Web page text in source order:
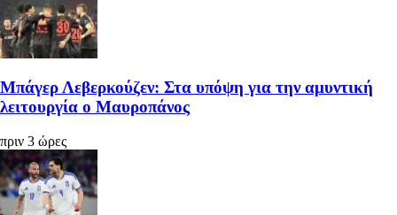
Μπάγερ Λεβερκούζεν: Στα υπόψη για την αμυντική
λειτουργία ο Μαυροπάνος
πριν 3 ώρες